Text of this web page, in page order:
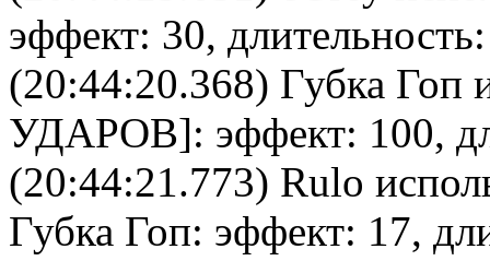
эффект: 30,
(20:44:20.368) Губка Гоп
УДАРОВ]: эффект: 100,
(20:44:21.773) Rulo
Губка Гоп: эффект: 17,